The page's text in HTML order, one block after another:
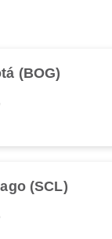
(BOG)
(SCL)